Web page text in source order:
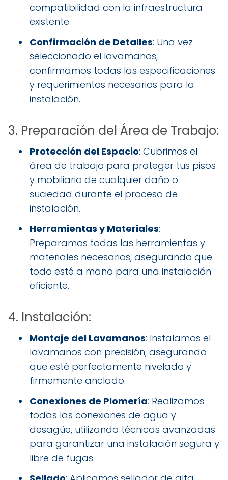
compatibilidad con la infraestructura
existente.
Confirmación de Detalles: Una vez
seleccionado el lavamanos,
confirmamos todas las especificaciones
y requerimientos necesarios para la
instalación.
3. Preparación del Área de Trabajo:
Protección del Espacio: Cubrimos el
área de trabajo para proteger tus pisos
y mobiliario de cualquier daño o
suciedad durante el proceso de
instalación.
Herramientas y Materiales:
Preparamos todas las herramientas y
materiales necesarios, asegurando que
todo esté a mano para una instalación
eficiente.
4. Instalación:
Montaje del Lavamanos: Instalamos el
lavamanos con precisión, asegurando
que esté perfectamente nivelado y
firmemente anclado.
Conexiones de Plomería: Realizamos
todas las conexiones de agua y
desagüe, utilizando técnicas avanzadas
para garantizar una instalación segura y
libre de fugas.